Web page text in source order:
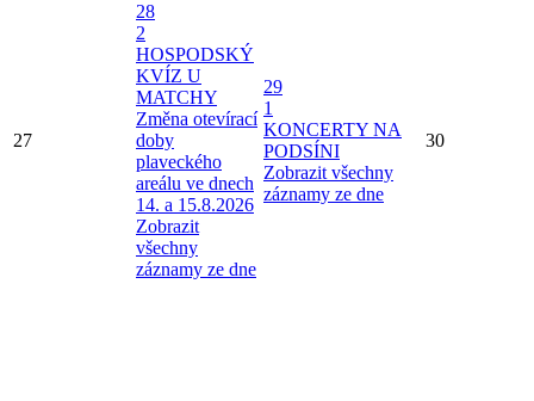
27
28
2
HOSPODSKÝ
KVÍZ U
MATCHY
Změna otevírací
doby
plaveckého
areálu ve dnech
14. a 15.8.2026
Zobrazit
všechny
záznamy ze dne
29
1
KONCERTY NA
PODSÍNI
Zobrazit všechny
záznamy ze dne
30